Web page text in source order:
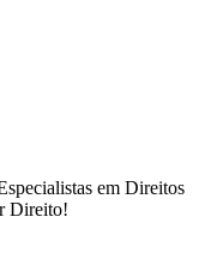
em Direitos
Direito!